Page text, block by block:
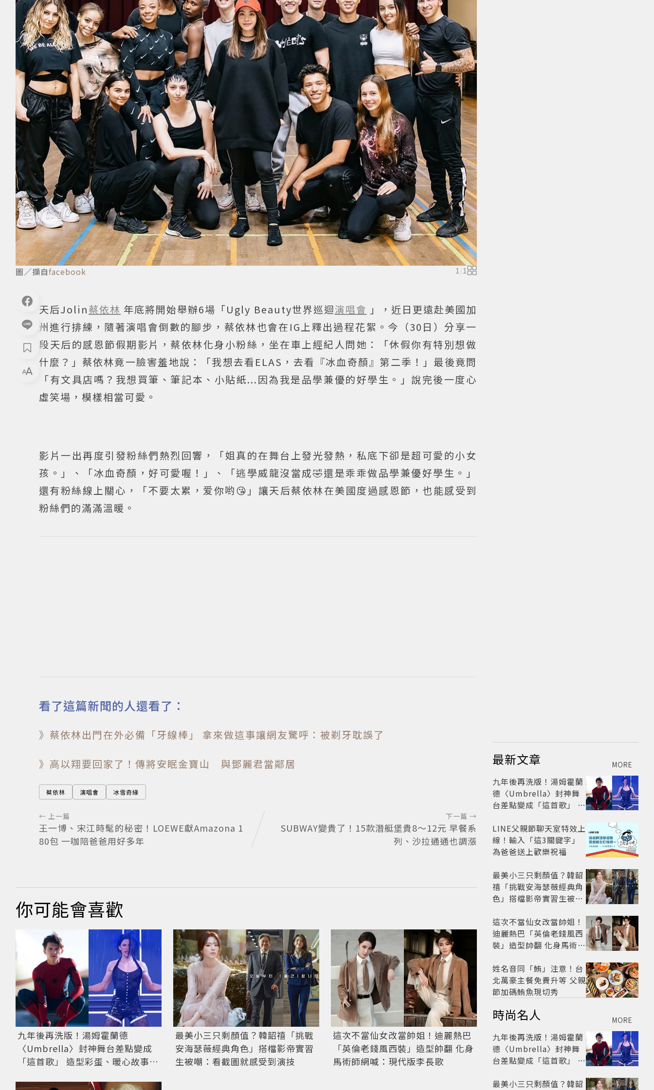
圖／擷自facebook 1/1
天后Jolin蔡依林 年底將開始舉辦6場「Ugly Beauty世界巡迴演唱會 」，近日更遠赴美國加
州進行排練，隨著演唱會倒數的腳步，蔡依林也會在IG上釋出過程花絮。今（30日）分享一
段天后的感恩節假期影片，蔡依林化身小粉絲，坐在車上經紀人問她：「休假你有特別想做
什麼？」蔡依林竟一臉害羞地說：「我想去看ELAS，去看『冰血奇顏』第二季！」最後竟問
「有文具店嗎？我想買筆、筆記本、小貼紙...因為我是品學兼優的好學生。」說完後一度心
虛笑場，模樣相當可愛。
影片一出再度引發粉絲們熱烈回響，「姐真的在舞台上發光發熱，私底下卻是超可愛的小女
孩。」、「冰血奇顏，好可愛喔！」、「逃學威龍沒當成🤣還是乖乖做品學兼優好學生。」
還有粉絲線上關心，「不要太累，爱你哟😘」讓天后蔡依林在美國度過感恩節，也能感受到
粉絲們的滿滿溫暖。
看了這篇新聞的人還看了：
》蔡依林出門在外必備「牙線棒」 拿來做這事讓網友驚呼：被剃牙耽誤了
》高以翔要回家了！傳將安眠金寶山 與鄧麗君當鄰居
蔡依林 演唱會 冰雪奇緣
← 上一篇
王一博、宋江時髦的秘密！LOEWE獻Amazona 1
80包 一咖陪爸爸用好多年
下一篇 →
SUBWAY變貴了！15款潛艇堡貴8～12元 早餐系
列、沙拉通通也調漲
你可能會喜歡
九年後再洗版！湯姆霍蘭德
〈Umbrella〉封神舞台差點變成
「這首歌」 造型彩蛋、暖心故事一
最美小三只剩顏值？韓韶禧「挑戰
安海瑟薇經典角色」搭檔影帝實習
生被嘲：看截圖就感受到演技
這次不當仙女改當帥姐！迪麗熱巴
「英倫老錢風西裝」造型帥翻 化身
馬術師網喊：現代版李長歌
最新文章 MORE
九年後再洗版！湯姆霍蘭
德〈Umbrella〉封神舞
台差點變成「這首歌」 造
開
LINE父親節聊天室特效上
線！輸入「這3關鍵字」
為爸爸送上歡樂祝福
最美小三只剩顏值？韓韶
禧「挑戰安海瑟薇經典角
色」搭檔影帝實習生被
這次不當仙女改當帥姐！
迪麗熱巴「英倫老錢風西
裝」造型帥翻 化身馬術師
姓名音同「鮪」注意！台
北萬豪主餐免費升等 父親
節加碼鮪魚現切秀
時尚名人 MORE
九年後再洗版！湯姆霍蘭
德〈Umbrella〉封神舞
台差點變成「這首歌」 造
開
最美小三只剩顏值？韓韶